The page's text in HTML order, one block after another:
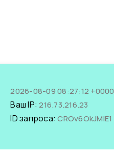
2026-08-09 08:27:12 +0000
Ваш IP:216.73.216.23
ID запроса:CROv6OkJMiE1